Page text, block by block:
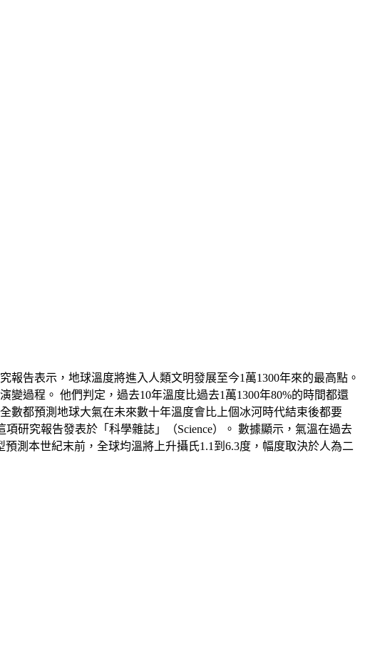
報告表示，地球溫度將進入人類文明發展至今1萬1300年來的最高點。
過程。 他們判定，過去10年溫度比過去1萬1300年80%的時間都還
數都預測地球大氣在未來數十年溫度會比上個冰河時代結束後都要
研究報告發表於「科學雜誌」（Science）。 數據顯示，氣溫在過去
測本世紀末前，全球均溫將上升攝氏1.1到6.3度，幅度取決於人為二